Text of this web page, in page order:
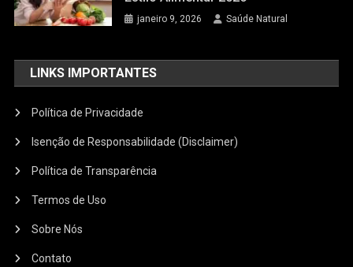
janeiro 9, 2026 Saúde Natural
LINKS IMPORTANTES
Política de Privacidade
Isenção de Responsabilidade (Disclaimer)
Política de Transparência
Termos de Uso
Sobre Nós
Contato